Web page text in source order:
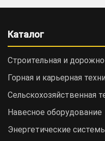
Каталог
Строительная и
Горная и карьерная
Сельскохозяйственная
Навесное оборудование
Энергетические